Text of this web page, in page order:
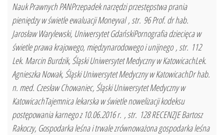
Nauk Prawnych PANPrzepadek narzędzi przestępstwa prania
pieniędzy w świetle ewaluacji Moneyval , str. 96 Prof. dr hab.
Jarosław Warylewski, Uniwersytet GdańskiPornografia dziecięca w
świetle prawa krajowego, międzynarodowego i unijnego , str. 112
Lek. Marcin Burdzik, Śląski Uniwersytet Medyczny w KatowicachLek.
Agnieszka Nowak, Śląski Uniwersytet Medyczny w KatowicachDr hab.
n. med. Czesław Chowaniec, Śląski Uniwersytet Medyczny w
KatowicachTajemnica lekarska w świetle nowelizacji kodeksu
postępowania karnego z 10.06.2016 r. , str. 128 RECENZJE Bartosz
Rakoczy, Gospodarka leśna i trwale zrównoważona gospodarka leśna